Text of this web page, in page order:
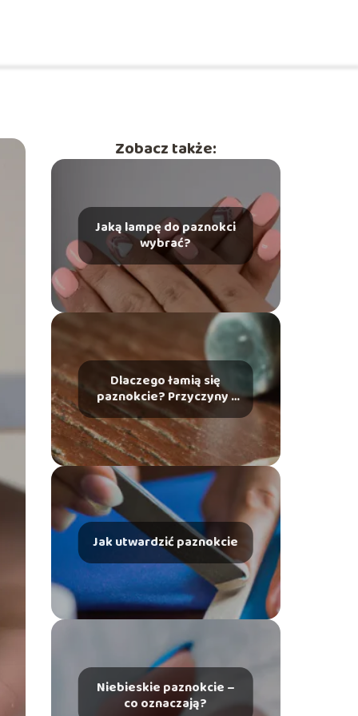
Zobacz także:
Jaką lampę do paznokci
wybrać?
Dlaczego łamią się
paznokcie? Przyczyny i
zapobieganie
Jak utwardzić paznokcie
Niebieskie paznokcie –
co oznaczają?